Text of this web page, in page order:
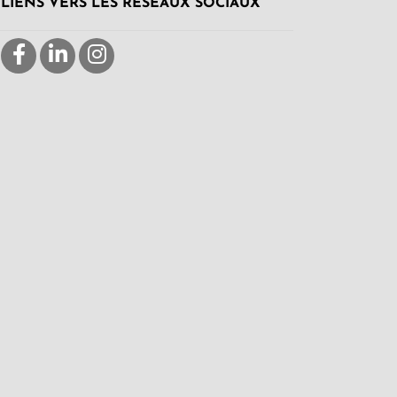
LIENS VERS LES RÉSEAUX SOCIAUX